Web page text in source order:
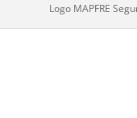
Logo MAPFRE